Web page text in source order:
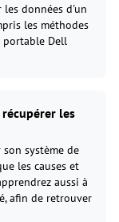
données d'un
les méthodes
portable Dell
les
système de
les causes et
aussi à
afin de retrouver